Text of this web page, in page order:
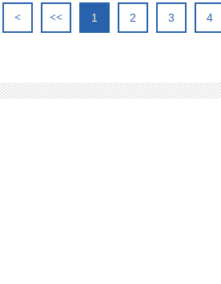
< << 1 2 3 4